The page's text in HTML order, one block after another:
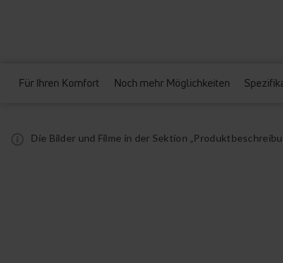
Für Ihren Komfort Noch mehr Möglichkeiten
Die Bilder und Filme in der Sektion